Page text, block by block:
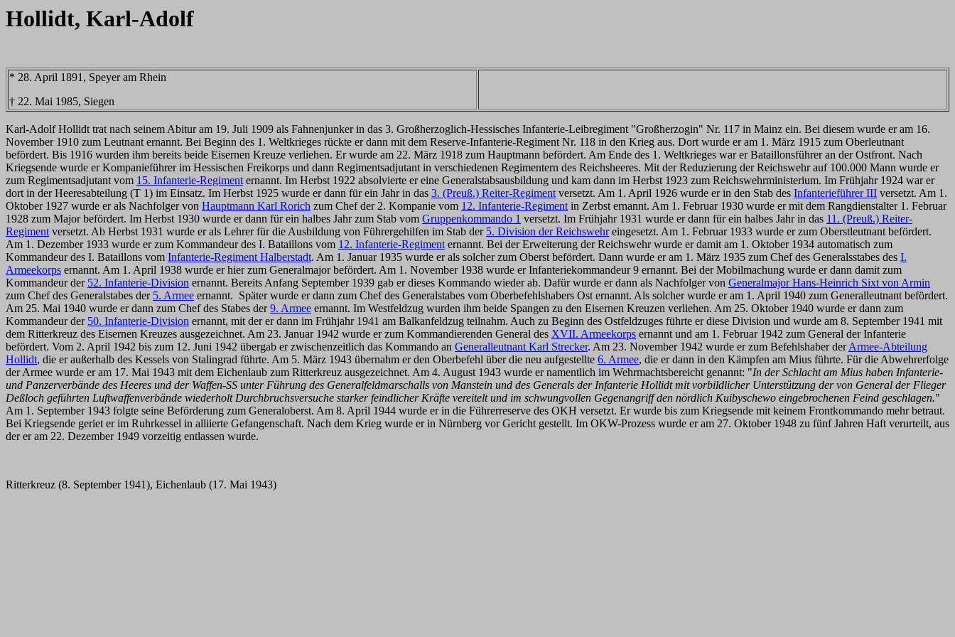
Hollidt, Karl-Adolf
* 28. April 1891, Speyer am Rhein
† 22. Mai 1985, Siegen
Karl-Adolf Hollidt trat nach seinem Abitur am 19. Juli 1909 als Fahnenjunker in das 3. Großherzoglich-Hessisches Infanterie-Leibregiment "Großherzogin" Nr. 117 in Mainz ein. Bei diesem wurde er am 16.
November 1910 zum Leutnant ernannt. Bei Beginn des 1. Weltkrieges rückte er dann mit dem Reserve-Infanterie-Regiment Nr. 118 in den Krieg aus. Dort wurde er am 1. März 1915 zum Oberleutnant
befördert. Bis 1916 wurden ihm bereits beide Eisernen Kreuze verliehen. Er wurde am 22. März 1918 zum Hauptmann befördert. Am Ende des 1. Weltkrieges war er Bataillonsführer an der Ostfront. Nach
Kriegsende wurde er Kompanieführer im Hessischen Freikorps und dann Regimentsadjutant in verschiedenen Regimentern des Reichsheeres. Mit der Reduzierung der Reichswehr auf 100.000 Mann wurde er
zum Regimentsadjutant vom 15. Infanterie-Regiment ernannt. Im Herbst 1922 absolvierte er eine Generalstabsausbildung und kam dann im Herbst 1923 zum Reichswehrministerium. Im Frühjahr 1924 war er
dort in der Heeresabteilung (T 1) im Einsatz. Im Herbst 1925 wurde er dann für ein Jahr in das 3. (Preuß.) Reiter-Regiment versetzt. Am 1. April 1926 wurde er in den Stab des Infanterieführer III versetzt. Am 1.
Oktober 1927 wurde er als Nachfolger von Hauptmann Karl Rorich zum Chef der 2. Kompanie vom 12. Infanterie-Regiment in Zerbst ernannt. Am 1. Februar 1930 wurde er mit dem Rangdienstalter 1. Februar
1928 zum Major befördert. Im Herbst 1930 wurde er dann für ein halbes Jahr zum Stab vom Gruppenkommando 1 versetzt. Im Frühjahr 1931 wurde er dann für ein halbes Jahr in das 11. (Preuß.) Reiter-
Regiment versetzt. Ab Herbst 1931 wurde er als Lehrer für die Ausbildung von Führergehilfen im Stab der 5. Division der Reichswehreingesetzt. Am 1. Februar 1933 wurde er zum Oberstleutnant befördert.
Am 1. Dezember 1933 wurde er zum Kommandeur des I. Bataillons vom 12. Infanterie-Regiment ernannt. Bei der Erweiterung der Reichswehr wurde er damit am 1. Oktober 1934 automatisch zum
Kommandeur des I. Bataillons vom Infanterie-Regiment Halberstadt. Am 1. Januar 1935 wurde er als solcher zum Oberst befördert. Dann wurde er am 1. März 1935 zum Chef des Generalsstabes des I.
Armeekorps ernannt. Am 1. April 1938 wurde er hier zum Generalmajor befördert. Am 1. November 1938 wurde er Infanteriekommandeur 9 ernannt. Bei der Mobilmachung wurde er dann damit zum
Kommandeur der 52. Infanterie-Division ernannt. Bereits Anfang September 1939 gab er dieses Kommando wieder ab. Dafür wurde er dann als Nachfolger von Generalmajor Hans-Heinrich Sixt von Armin
zum Chef des Generalstabes der 5. Armee ernannt. Später wurde er dann zum Chef des Generalstabes vom Oberbefehlshabers Ost ernannt. Als solcher wurde er am 1. April 1940 zum Generalleutnant befördert.
Am 25. Mai 1940 wurde er dann zum Chef des Stabes der9. Armee ernannt. Im Westfeldzug wurden ihm beide Spangen zu den Eisernen Kreuzen verliehen. Am 25. Oktober 1940 wurde er dann zum
Kommandeur der 50. Infanterie-Division ernannt, mit der er dann im Frühjahr 1941 am Balkanfeldzug teilnahm. Auch zu Beginn des Ostfeldzuges führte er diese Division und wurde am 8. September 1941 mit
dem Ritterkreuz des Eisernen Kreuzes ausgezeichnet. Am 23. Januar 1942 wurde er zum Kommandierenden General des XVII. Armeekorps ernannt und am 1. Februar 1942 zum General der Infanterie
befördert. Vom 2. April 1942 bis zum 12. Juni 1942 übergab er zwischenzeitlich das Kommando an Generalleutnant Karl Strecker. Am 23. November 1942 wurde er zum Befehlshaber derArmee-Abteilung
Hollidt, die er außerhalb des Kessels von Stalingrad führte. Am 5. März 1943 übernahm er den Oberbefehl über die neu aufgestellte 6. Armee, die er dann in den Kämpfen am Mius führte. Für die Abwehrerfolge
der Armee wurde er am 17. Mai 1943 mit dem Eichenlaub zum Ritterkreuz ausgezeichnet. Am 4. August 1943 wurde er namentlich im Wehrmachtsbereicht genannt: "In der Schlacht am Mius haben Infanterie-
und Panzerverbände des Heeres und der Waffen-SS unter Führung des Generalfeldmarschalls von Manstein und des Generals der Infanterie Hollidt mit vorbildlicher Unterstützung der von General der Flieger
Deßloch geführten Luftwaffenverbände wiederholt Durchbruchsversuche starker feindlicher Kräfte vereitelt und im schwungvollen Gegenangriff den nördlich Kuibyschewo eingebrochenen Feind geschlagen."
Am 1. September 1943 folgte seine Beförderung zum Generaloberst. Am 8. April 1944 wurde er in die Führerreserve des OKH versetzt. Er wurde bis zum Kriegsende mit keinem Frontkommando mehr betraut.
Bei Kriegsende geriet er im Ruhrkessel in alliierte Gefangenschaft. Nach dem Krieg wurde er in Nürnberg vor Gericht gestellt. Im OKW-Prozess wurde er am 27. Oktober 1948 zu fünf Jahren Haft verurteilt, aus
der er am 22. Dezember 1949 vorzeitig entlassen wurde.
Ritterkreuz (8. September 1941), Eichenlaub (17. Mai 1943)